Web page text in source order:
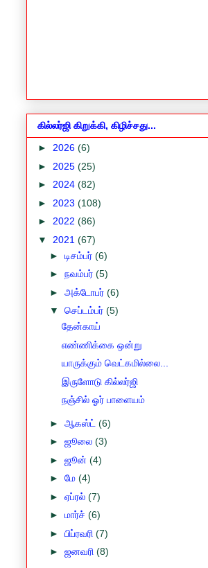
கில்லர்ஜி கிறுக்கி, கிழிச்சது...
► 2026 (6)
► 2025 (25)
► 2024 (82)
► 2023 (108)
► 2022 (86)
▼ 2021 (67)
► டிசம்பர் (6)
► நவம்பர் (5)
► அக்டோபர் (6)
▼ செப்டம்பர் (5)
தேன்காய்
எண்ணிக்கை ஒன்று
யாருக்கும் வெட்கமில்லை...
இருளோடு கில்லர்ஜி
நஞ்சில் ஓர் பாளையம்
► ஆகஸ்ட் (6)
► ஜூலை (3)
► ஜூன் (4)
► மே (4)
► ஏப்ரல் (7)
► மார்ச் (6)
► பிப்ரவரி (7)
► ஜனவரி (8)